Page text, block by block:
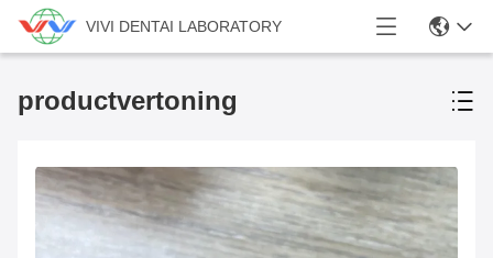
VIVI DENTAI LABORATORY
productvertoning